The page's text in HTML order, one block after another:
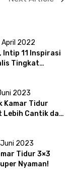
April 2022
Intip 11 Inspirasi
Tingkat
2023
Kamar Tidur
Lebih Cantik dan
2023
Tidur 3×3
Nyaman!